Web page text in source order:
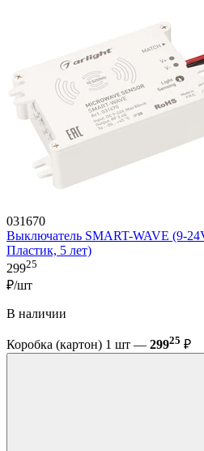
031670
Выключатель SMART-WAVE (9-
Пластик, 5 лет)
29925
₽/шт
В наличии
Коробка (картон) 1 шт — 29925 ₽